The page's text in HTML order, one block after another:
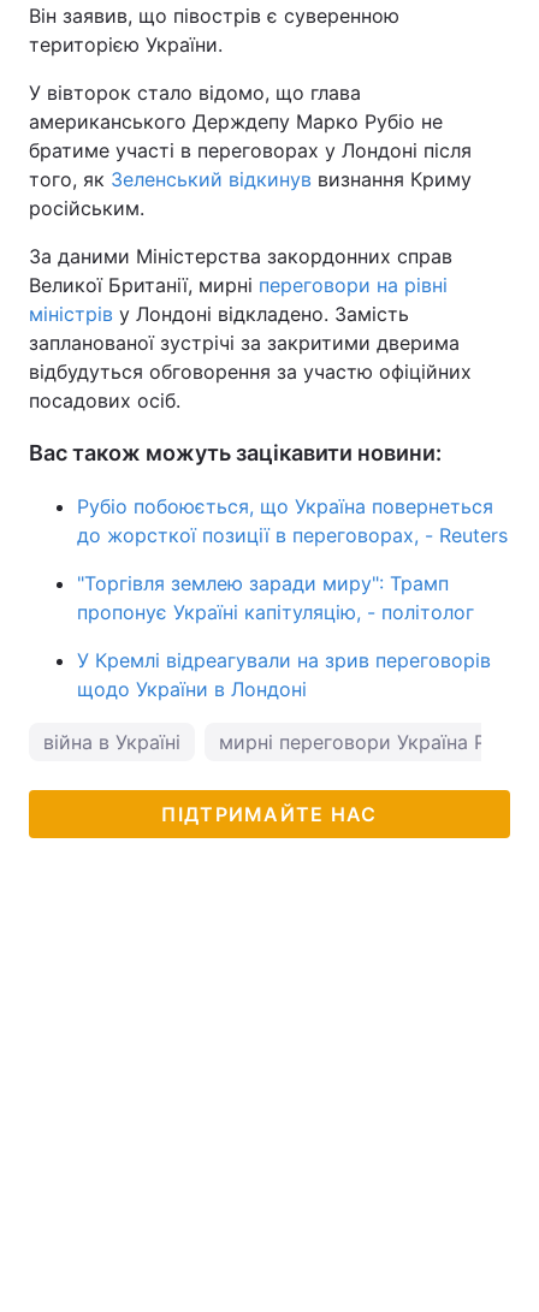
Він заявив, що півострів є суверенною
територією України.
У вівторок стало відомо, що глава
американського Держдепу Марко Рубіо не
братиме участі в переговорах у Лондоні після
того, як Зеленський відкинув визнання Криму
російським.
За даними Міністерства закордонних справ
Великої Британії, мирні переговори на рівні
міністрів у Лондоні відкладено. Замість
запланованої зустрічі за закритими дверима
відбудуться обговорення за участю офіційних
посадових осіб.
Вас також можуть зацікавити новини:
Рубіо побоюється, що Україна повернеться
до жорсткої позиції в переговорах, - Reuters
"Торгівля землею заради миру": Трамп
пропонує Україні капітуляцію, - політолог
У Кремлі відреагували на зрив переговорів
щодо України в Лондоні
війна в Україні мирні переговори Україна Росія
ПІДТРИМАЙТЕ НАС